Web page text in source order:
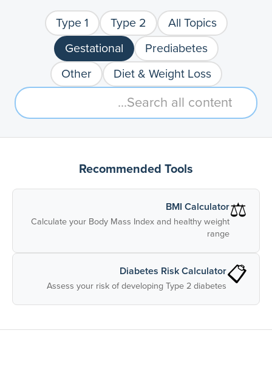
All Topics
Type 2
Type 1
Prediabetes
Gestational
Diet & Weight Loss
Other
Recommended Tools
⚖️
BMI Calculator
Calculate your Body Mass Index and healthy weight
range
📋
Diabetes Risk Calculator
Assess your risk of developing Type 2 diabetes